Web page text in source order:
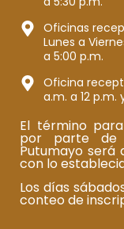
Oficinas
Lunes a
a 5:00 p.m.
Oficina
a.m. a 12 p.m.
El término
por parte de
Putumayo será
con lo
Los días
conteo de